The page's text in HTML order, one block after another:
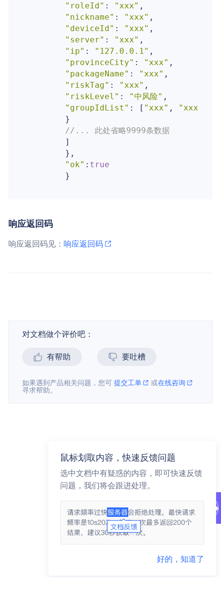
"roleId" : "xxx" ,
"nickname" : "xxx" ,
"deviceId" : "xxx" ,
"server" : "xxx" ,
"ip" : "127.0.0.1" ,
"provinceCity" : "xxx" ,
"packageName" : "xxx" ,
"riskTag" : "xxx" ,
"riskLevel" : "中风险" ,
"groupIdList" : [ "xxx" , "xxx"
        }
//... 此处省略9999条数据
        ]
        },
"ok" : true
响应返回码
响应返回码见： 响应返回码
对文档做个评价吧：
有帮助 要吐槽
如果遇到产品相关问题，您可提交工单 或在线咨询
寻求帮助。
鼠标划取内容，快速反馈问题
选中文档中有疑惑的内容，即可快速反馈
问题，我们将会跟进处理。
好的，知道了